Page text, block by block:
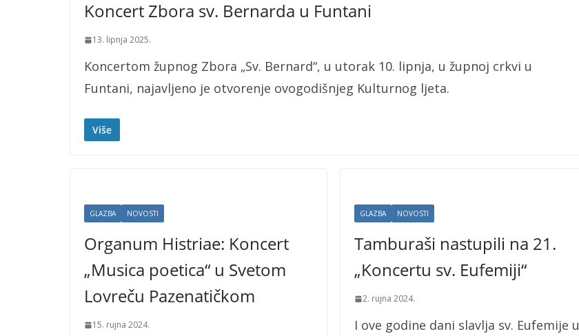
Koncert Zbora sv. Bernarda u Funtani
13. lipnja 2025.
Koncertom župnog Zbora „Sv. Bernard“, u utorak 10. lipnja, u župnoj crkvi u
Funtani, najavljeno je otvorenje ovogodišnjeg Kulturnog ljeta.
Više
GLAZBA NOVOSTI
Organum Histriae: Koncert
„Musica poetica“ u Svetom
Lovreču Pazenatičkom
15. rujna 2024.
GLAZBA NOVOSTI
Tamburaši nastupili na 21.
„Koncertu sv. Eufemiji“
2. rujna 2024.
I ove godine dani slavlja sv. Eufemije u